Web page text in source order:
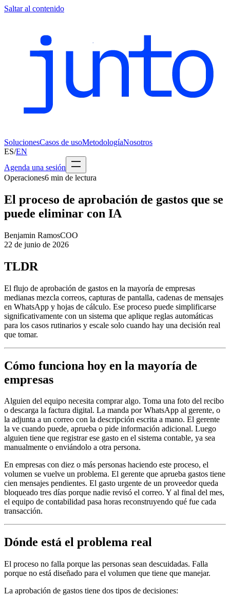
Saltar al contenido
SolucionesCasos de usoMetodologíaNosotros
ES/EN
Agenda una sesión
Operaciones6 min de lectura
El proceso de aprobación de gastos que se
puede eliminar con IA
Benjamin RamosCOO
22 de junio de 2026
TLDR
El flujo de aprobación de gastos en la mayoría de empresas
medianas mezcla correos, capturas de pantalla, cadenas de mensajes
en WhatsApp y hojas de cálculo. Ese proceso puede simplificarse
significativamente con un sistema que aplique reglas automáticas
para los casos rutinarios y escale solo cuando hay una decisión real
que tomar.
Cómo funciona hoy en la mayoría de
empresas
Alguien del equipo necesita comprar algo. Toma una foto del recibo
o descarga la factura digital. La manda por WhatsApp al gerente, o
la adjunta a un correo con la descripción escrita a mano. El gerente
la ve cuando puede, aprueba o pide información adicional. Luego
alguien tiene que registrar ese gasto en el sistema contable, ya sea
manualmente o enviándolo a otra persona.
En empresas con diez o más personas haciendo este proceso, el
volumen se vuelve un problema. El gerente que aprueba gastos tiene
cien mensajes pendientes. El gasto urgente de un proveedor queda
bloqueado tres días porque nadie revisó el correo. Y al final del mes,
el equipo de contabilidad pasa horas reconstruyendo qué fue cada
transacción.
Dónde está el problema real
El proceso no falla porque las personas sean descuidadas. Falla
porque no está diseñado para el volumen que tiene que manejar.
La aprobación de gastos tiene dos tipos de decisiones: